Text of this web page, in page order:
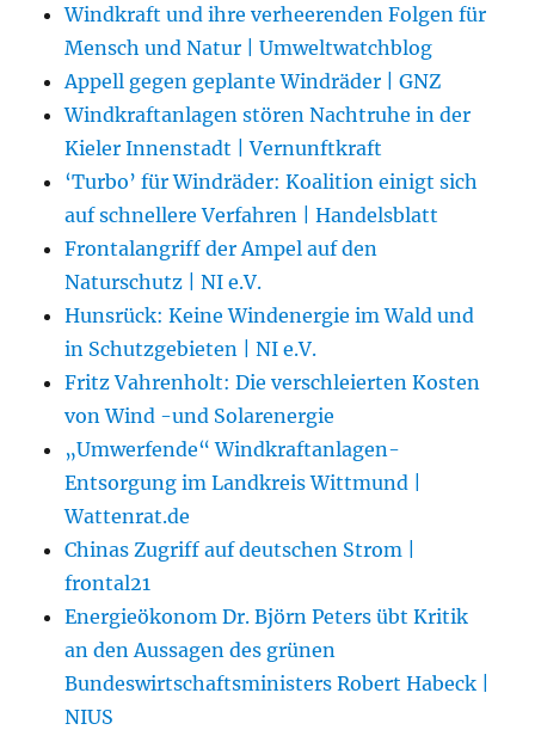
Windkraft und ihre verheerenden Folgen für
Mensch und Natur | Umweltwatchblog
Appell gegen geplante Windräder | GNZ
Windkraftanlagen stören Nachtruhe in der
Kieler Innenstadt | Vernunftkraft
‘Turbo’ für Windräder: Koalition einigt sich
auf schnellere Verfahren | Handelsblatt
Frontalangriff der Ampel auf den
Naturschutz | NI e.V.
Hunsrück: Keine Windenergie im Wald und
in Schutzgebieten | NI e.V.
Fritz Vahrenholt: Die verschleierten Kosten
von Wind -und Solarenergie
„Umwerfende“ Windkraftanlagen-
Entsorgung im Landkreis Wittmund |
Wattenrat.de
Chinas Zugriff auf deutschen Strom |
frontal21
Energieökonom Dr. Björn Peters übt Kritik
an den Aussagen des grünen
Bundeswirtschaftsministers Robert Habeck |
NIUS